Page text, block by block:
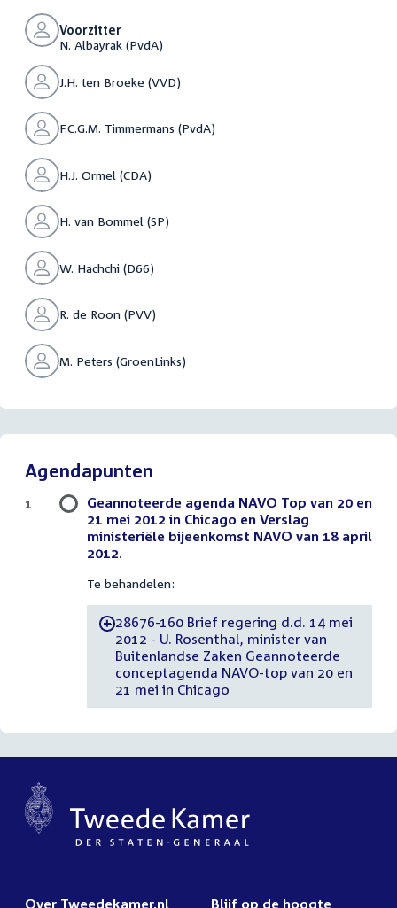
Voorzitter
N. Albayrak (PvdA)
J.H. ten Broeke (VVD)
F.C.G.M. Timmermans (PvdA)
H.J. Ormel (CDA)
H. van Bommel (SP)
W. Hachchi (D66)
R. de Roon (PVV)
M. Peters (GroenLinks)
Agendapunten
Geannoteerde agenda NAVO Top van 20 en
21 mei 2012 in Chicago en Verslag
ministeriële bijeenkomst NAVO van 18 april
2012.
Te behandelen:
-28676-160 Brief regering d.d. 14 mei
2012 - U. Rosenthal, minister van
Buitenlandse Zaken Geannoteerde
conceptagenda NAVO-top van 20 en
21 mei in Chicago
1
Over Tweedekamer.nl Blijf op de hoogte